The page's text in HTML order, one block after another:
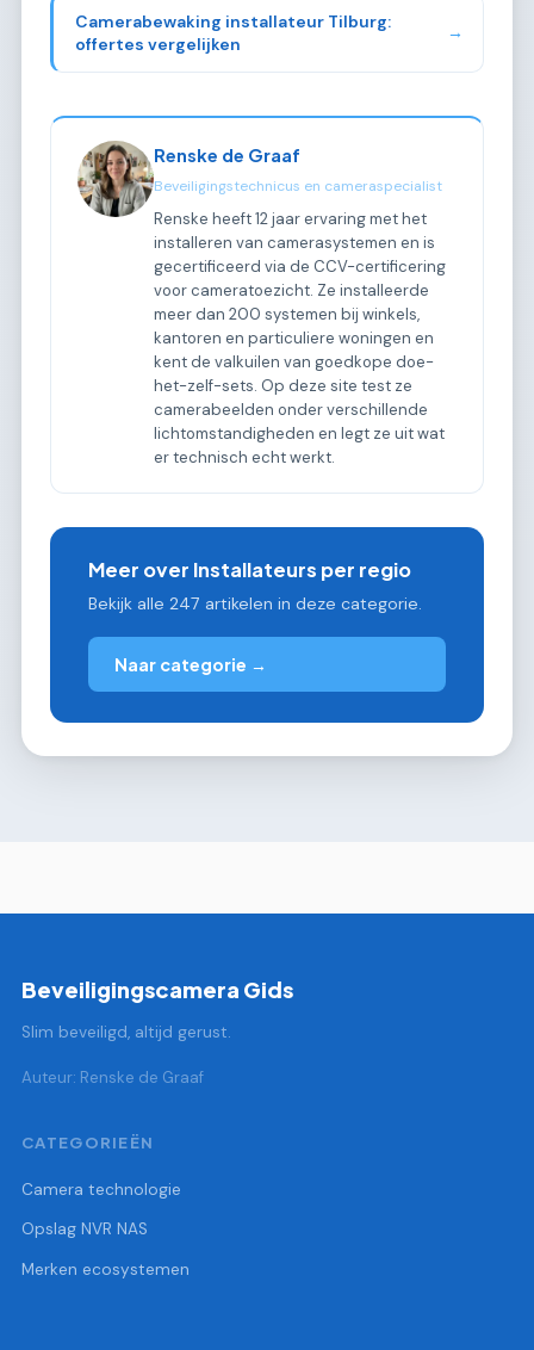
Camerabewaking installateur Tilburg:
offertes vergelijken
→
Renske de Graaf
Beveiligingstechnicus en cameraspecialist
Renske heeft 12 jaar ervaring met het
installeren van camerasystemen en is
gecertificeerd via de CCV-certificering
voor cameratoezicht. Ze installeerde
meer dan 200 systemen bij winkels,
kantoren en particuliere woningen en
kent de valkuilen van goedkope doe-
het-zelf-sets. Op deze site test ze
camerabeelden onder verschillende
lichtomstandigheden en legt ze uit wat
er technisch echt werkt.
Meer over Installateurs per regio
Bekijk alle 247 artikelen in deze categorie.
Naar categorie →
Beveiligingscamera Gids
Slim beveiligd, altijd gerust.
Auteur: Renske de Graaf
CATEGORIEËN
Camera technologie
Opslag NVR NAS
Merken ecosystemen